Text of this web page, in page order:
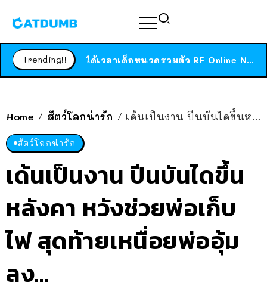
Trending!! ได้เวลาเด็กหนวดรวมตัว RF Online Next เปิดให้เล่นแล้ว เกม Sci-Fi MMORPG ระดับตำนาน เล่นได้ทั้งมือถือและ PC
Home / สัตว์โลกน่ารัก / เด้นเป็นงาน ปีนบันไดขึ้นหลังคา หวังช่วยพ่อเก็บไฟ สุดท้ายเหนื่อยพ่ออุ้มลง…
สัตว์โลกน่ารัก
เด้นเป็นงาน ปีนบันไดขึ้น
หลังคา หวังช่วยพ่อเก็บ
ไฟ สุดท้ายเหนื่อยพ่ออุ้ม
ลง…